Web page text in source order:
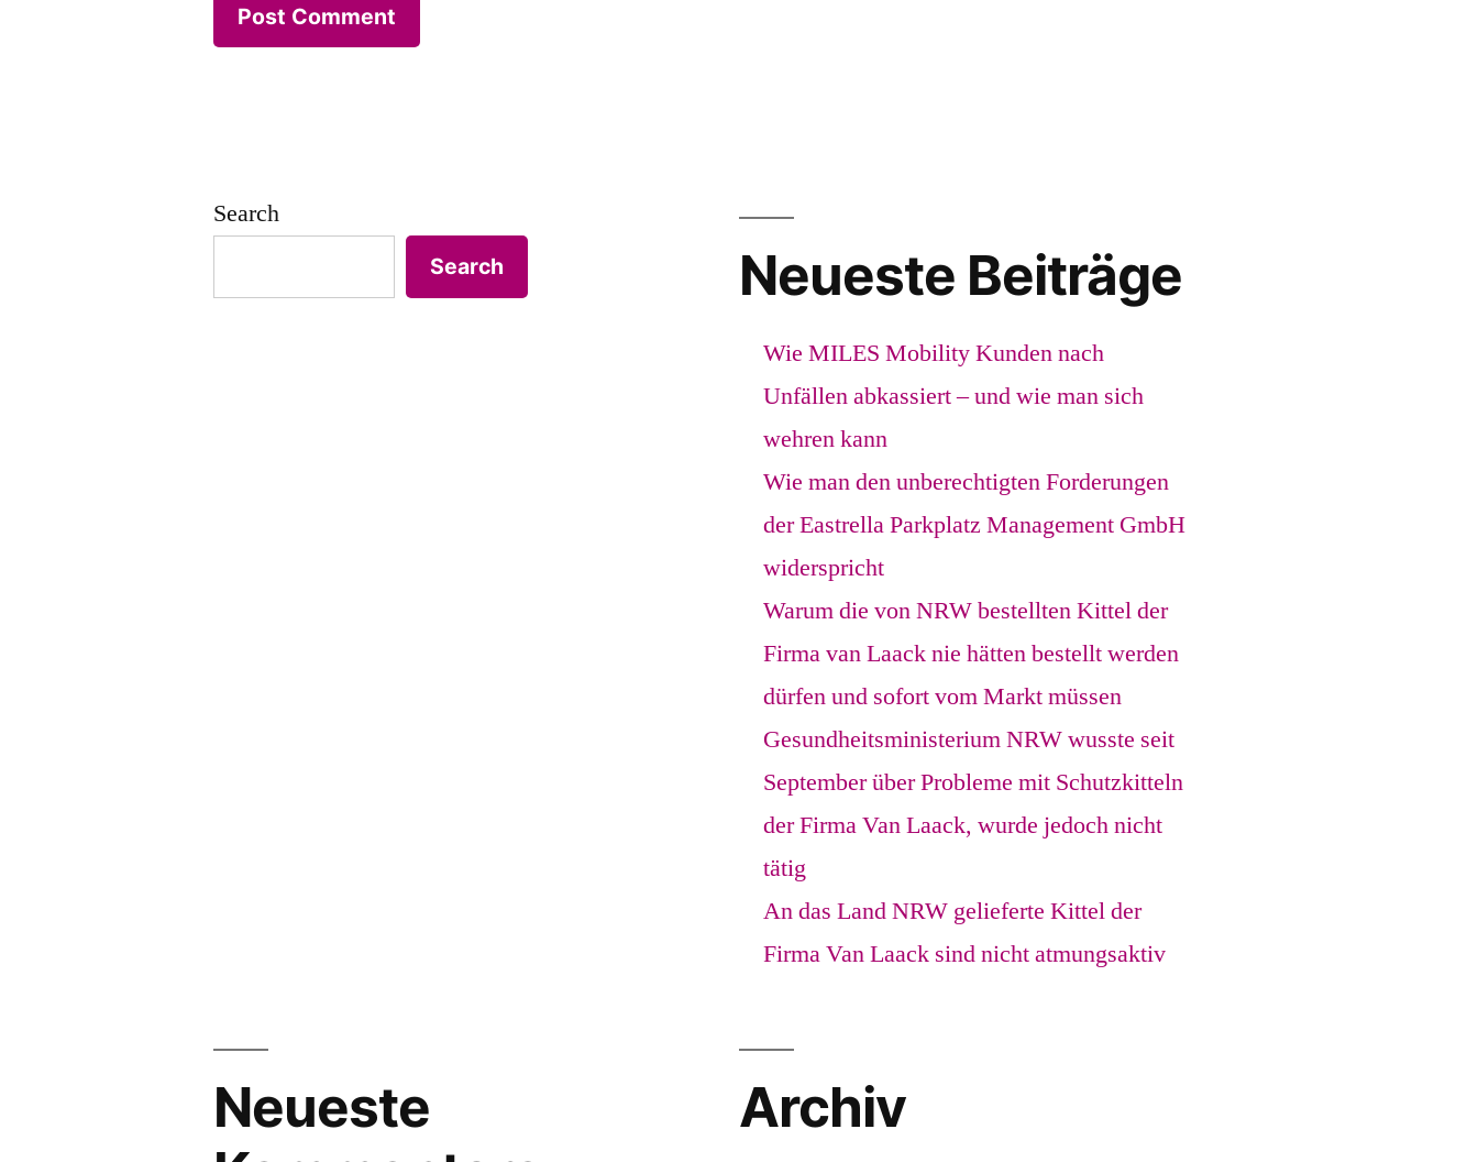
Search
Search Neueste Beiträge
Wie MILES Mobility Kunden nach
Unfällen abkassiert – und wie man sich
wehren kann
Wie man den unberechtigten Forderungen
der Eastrella Parkplatz Management GmbH
widerspricht
Warum die von NRW bestellten Kittel der
Firma van Laack nie hätten bestellt werden
dürfen und sofort vom Markt müssen
Gesundheitsministerium NRW wusste seit
September über Probleme mit Schutzkitteln
der Firma Van Laack, wurde jedoch nicht
tätig
An das Land NRW gelieferte Kittel der
Firma Van Laack sind nicht atmungsaktiv
Neueste
Archiv